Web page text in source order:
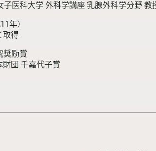
子医科大学 外科学講座 乳腺外科学分野 教
年）
取得
奨励賞
団 千嘉代子賞